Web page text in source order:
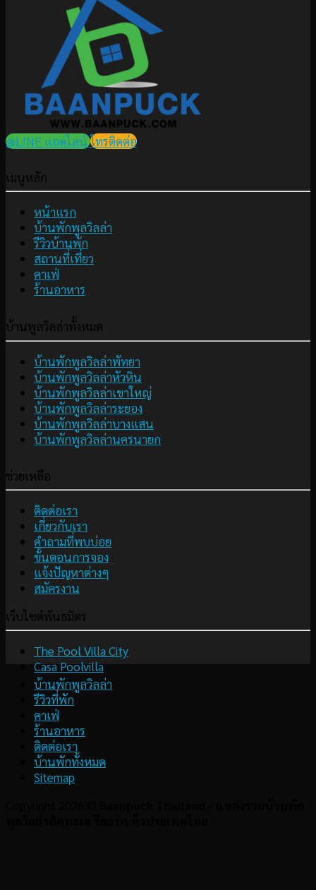
@LINE แอดไลน์โทรติดต่อ
เมนูหลัก
หน้าแรก
บ้านพักพูลวิลล่า
รีวิวบ้านพัก
สถานที่เที่ยว
คาเฟ่
ร้านอาหาร
บ้านพูลวิลล่าทั้งหมด
บ้านพักพูลวิลล่าพัทยา
บ้านพักพูลวิลล่าหัวหิน
บ้านพักพูลวิลล่าเขาใหญ่
บ้านพักพูลวิลล่าระยอง
บ้านพักพูลวิลล่าบางแสน
บ้านพักพูลวิลล่านครนายก
ช่วยเหลือ
ติดต่อเรา
เกี่ยวกับเรา
คำถามที่พบบ่อย
ขั้นตอนการจอง
แจ้งปัญหาต่างๆ
สมัครงาน
เว็บไซต์พันธมิตร
The Pool Villa City
Casa Poolvilla
บ้านพักพูลวิลล่า
รีวิวที่พัก
คาเฟ่
ร้านอาหาร
ติดต่อเรา
บ้านพักทั้งหมด
Sitemap